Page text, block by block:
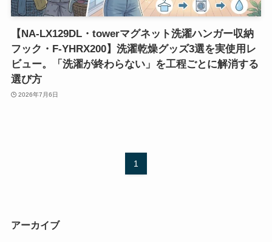
【NA-LX129DL・towerマグネット洗濯ハンガー収納
フック・F-YHRX200】洗濯乾燥グッズ3選を実使用レ
ビュー。「洗濯が終わらない」を工程ごとに解消する
選び方
2026年7月6日
1
アーカイブ